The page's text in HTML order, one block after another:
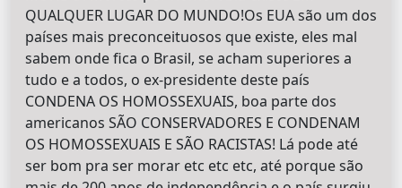
QUALQUER LUGAR DO MUNDO!Os EUA são um dos
países mais preconceituosos que existe, eles mal
sabem onde fica o Brasil, se acham superiores a
tudo e a todos, o ex-presidente deste país
CONDENA OS HOMOSSEXUAIS, boa parte dos
americanos SÃO CONSERVADORES E CONDENAM
OS HOMOSSEXUAIS E SÃO RACISTAS! Lá pode até
ser bom pra ser morar etc etc etc, até porque são